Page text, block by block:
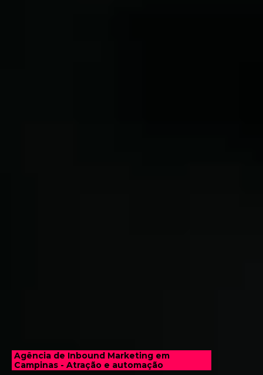
Agência de Inbound Marketing em
Campinas - Atração e automação